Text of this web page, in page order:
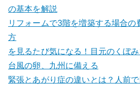
の基本を解説
リフォームで3階を増築する場合の
方
を見るたび気になる！目元のくぼ
台風の卵、九州に備える
緊張とあがり症の違いとは？人前